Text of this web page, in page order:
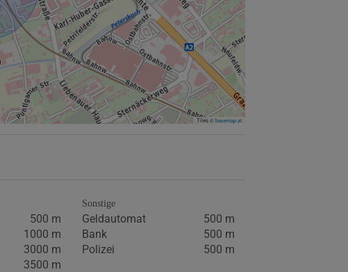
Tiles ©basemap.at
500 m
1000 m
3000 m
3500 m
Sonstige
Geldautomat
500 m
Bank
500 m
Polizei
500 m